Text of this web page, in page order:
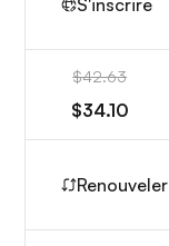
S'inscrire
$42.63
$34.10
Renouveler